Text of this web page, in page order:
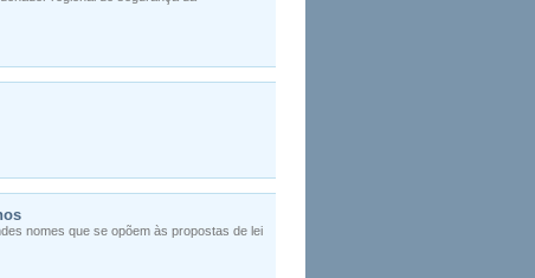
nomes que se opõem às propostas de lei